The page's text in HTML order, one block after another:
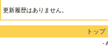
更新履歴はありません。
トップ
-